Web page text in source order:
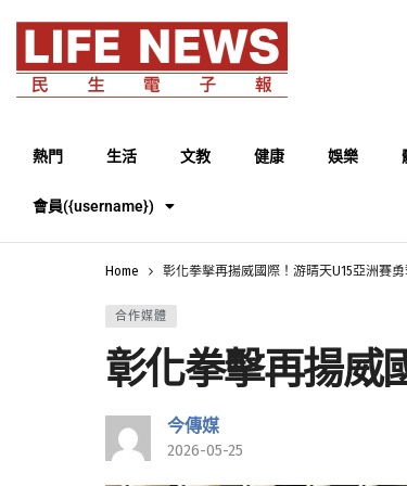
熱門 生活 文教 健康 娛樂
會員({username})
Home 彰化拳擊再揚威國際！游晴天U15亞洲賽
合作媒體
彰化拳擊再揚威
今傳媒
2026-05-25